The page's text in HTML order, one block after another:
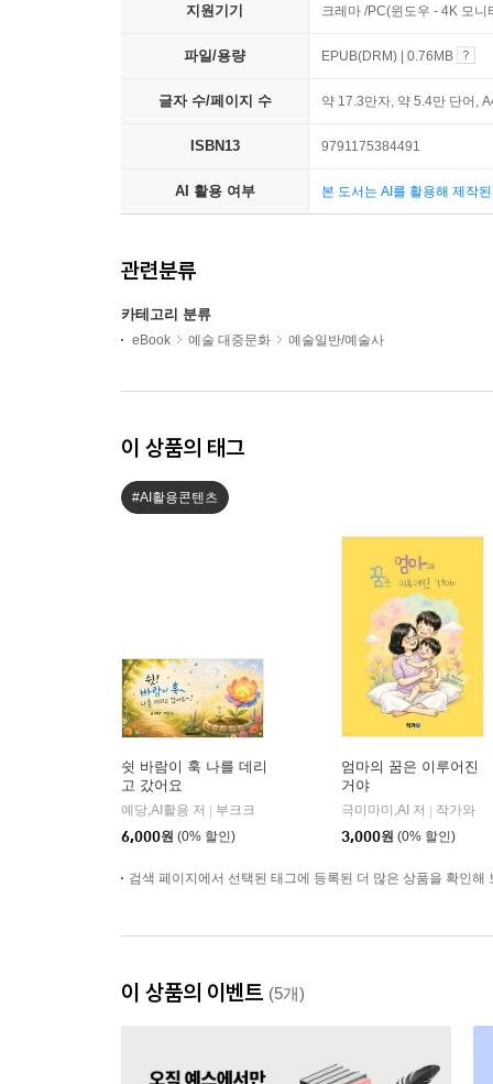
지원기기 크레마 /PC(윈도우 - 4K 모
파일/용량 EPUB(DRM) | 0.76MB
글자 수/페이지 수 약 17.3만자, 약 5.4만 단어,
ISBN13 9791175384491
AI 활용 여부 본 도서는 AI를 활용해 제작
관련분류
카테고리 분류
eBook 예술 대중문화 예술일반/예술사
이 상품의 태그
#AI활용콘텐츠
쉿 바람이 훅 나를 데리
고 갔어요
예당,AI활용 저 | 부크크
6,000원 (0% 할인)
엄마의 꿈은 이루어진
거야
극미마미,AI 저 | 작가와
3,000원 (0% 할인)
검색 페이지에서 선택된 태그에 등록된 더 많은 상품을 확인해
이 상품의 이벤트 (5개)